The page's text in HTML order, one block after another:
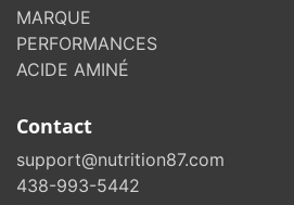
MARQUE
PERFORMANCES
ACIDE AMINÉ
Contact
support@nutrition87.com
438-993-5442